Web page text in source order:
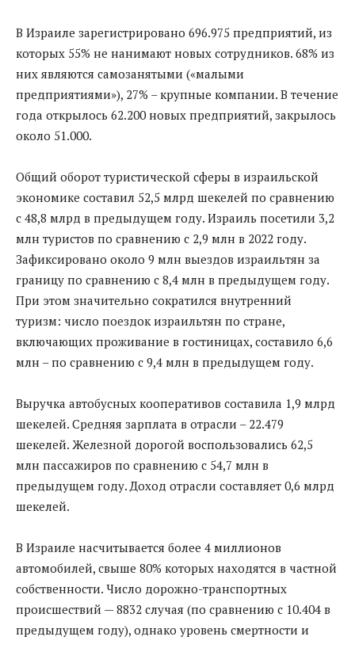
В Израиле зарегистрировано 696.975 предприятий, из
которых 55% не нанимают новых сотрудников. 68% из
них являются самозанятыми («малыми
предприятиями»), 27% – крупные компании. В течение
года открылось 62.200 новых предприятий, закрылось
около 51.000.
Общий оборот туристической сферы в израильской
экономике составил 52,5 млрд шекелей по сравнению
с 48,8 млрд в предыдущем году. Израиль посетили 3,2
млн туристов по сравнению с 2,9 млн в 2022 году.
Зафиксировано около 9 млн выездов израильтян за
границу по сравнению с 8,4 млн в предыдущем году.
При этом значительно сократился внутренний
туризм: число поездок израильтян по стране,
включающих проживание в гостиницах, составило 6,6
млн – по сравнению с 9,4 млн в предыдущем году.
Выручка автобусных кооперативов составила 1,9 млрд
шекелей. Средняя зарплата в отрасли – 22.479
шекелей. Железной дорогой воспользовались 62,5
млн пассажиров по сравнению с 54,7 млн в
предыдущем году. Доход отрасли составляет 0,6 млрд
шекелей.
В Израиле насчитывается более 4 миллионов
автомобилей, свыше 80% которых находятся в частной
собственности. Число дорожно-транспортных
происшествий — 8832 случая (по сравнению с 10.404 в
предыдущем году), однако уровень смертности и